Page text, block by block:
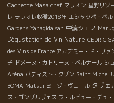
Cachette Masa chef マリオン 星野リゾ
レ ラフォレ収穫2018年 エシャッペ・ベ
Gardens Yanagida san 中湊シェフ
Dégustation de Vin Nature CEDRIC
des Vins de France アカデミー・ド・ヴァ
チ ドメーヌ・カトリーヌ・ベルナール シ
Aréna バティスト・クザン Saint Michel
BOMA Matsui ミーゾ・ヴェール タヴェ
ス・ゴンザルヴェス ラ・ルビュー・デュ